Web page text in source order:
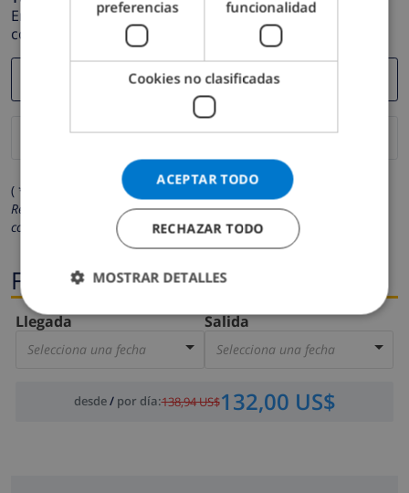
En caso de que su dirección de e-mail no funcione
correctamente.
( * Los campos marcados con un asterisco son obligatorios )
Respetamos su privacidad. Sus datos personales no serán
compartidos con ninguna otra persona o empresa.
Fechas
Llegada
Selecciona una fecha
Salida
Selecciona una fecha
desde/ por día:138,94 US$132,00 US$
preferencias
funcionalidad
Cookies no clasificadas
ACEPTAR TODO
RECHAZAR TODO
MOSTRAR DETALLES